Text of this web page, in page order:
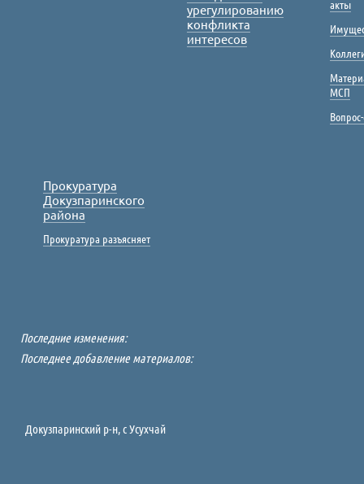
урегулированию
конфликта
интересов
акты
МСП
Прокуратура
Докузпаринского
района
Прокуратура разъясняет
Последние изменения:
Последнее добавление материалов:
Докузпаринский р-н, c Усухчай